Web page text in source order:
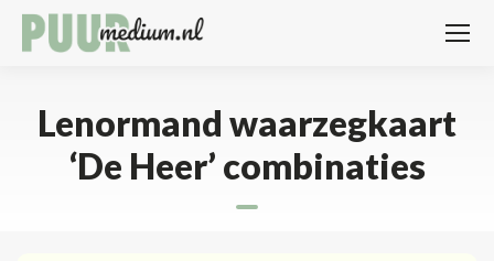
Lenormand waarzegkaart
‘De Heer’ combinaties